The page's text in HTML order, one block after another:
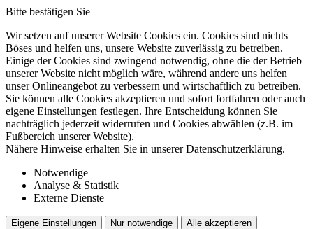
Bitte bestätigen Sie
Wir setzen auf unserer Website Cookies ein. Cookies sind nichts
Böses und helfen uns, unsere Website zuverlässig zu betreiben.
Einige der Cookies sind zwingend notwendig, ohne die der Betrieb
unserer Website nicht möglich wäre, während andere uns helfen
unser Onlineangebot zu verbessern und wirtschaftlich zu betreiben.
Sie können alle Cookies akzeptieren und sofort fortfahren oder auch
eigene Einstellungen festlegen. Ihre Entscheidung können Sie
nachträglich jederzeit widerrufen und Cookies abwählen (z.B. im
Fußbereich unserer Website).
Nähere Hinweise erhalten Sie in unserer Datenschutzerklärung.
Notwendige
Analyse & Statistik
Externe Dienste
Eigene Einstellungen Nur notwendige Alle akzeptieren